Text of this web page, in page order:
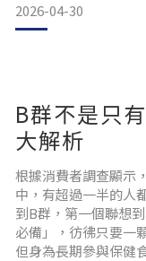
健康？今天我們就來
並不具備「荷爾蒙」
2026-04-30
B群不是只
大解析
根據消費者調查顯示
中，有超過一半的人
到B群，第一個聯想
必備」，彷彿只要一
但身為長期參與保健